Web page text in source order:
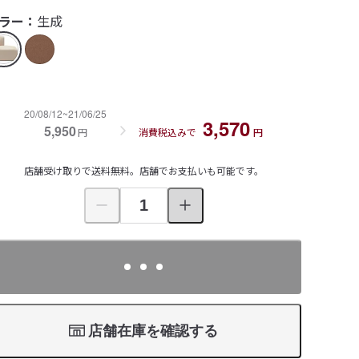
ー： 生成
20/08/12~21/06/25
5,950円 消費税込みで 3,570 円
店舗受け取りで送料無料。店舗でお支払いも可能です。
店舗在庫を確認する